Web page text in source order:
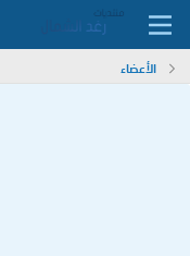
الأعضاء